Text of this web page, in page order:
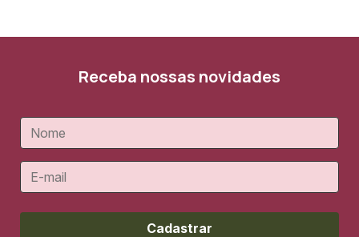
Receba nossas novidades
Cadastrar